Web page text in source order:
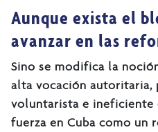
Aunque exista el
avanzar en las
Sino se modifica la
alta vocación autoritaria,
voluntarista e ineficiente
fuerza en Cuba como un